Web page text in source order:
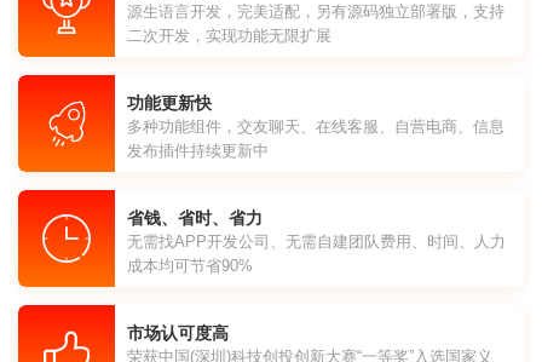
源生语言开发，完美适配，另有源码独立部署版，支持
二次开发，实现功能无限扩展
功能更新快
多种功能组件，交友聊天、在线客服、自营电商、信息
发布插件持续更新中
省钱、省时、省力
无需找APP开发公司、无需自建团队费用、时间、人力
成本均可节省90%
市场认可度高
荣获中国(深圳)科技创投创新大赛“一等奖”入选国家义